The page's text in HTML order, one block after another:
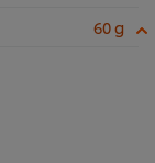
60 g